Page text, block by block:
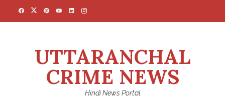
UTTARANCHAL
CRIME NEWS
Hindi News Portal